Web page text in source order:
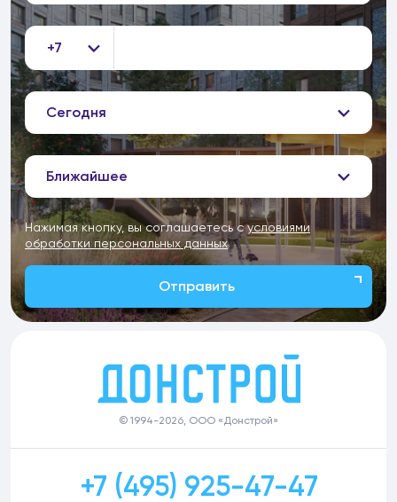
+7
Сегодня
Ближайшее
Нажимая кнопку, вы соглашаетесь сусловиями
обработки персональных данных
Отправить
© 1994-2026, ООО «Донстрой»
+7 (495) 925-47-47